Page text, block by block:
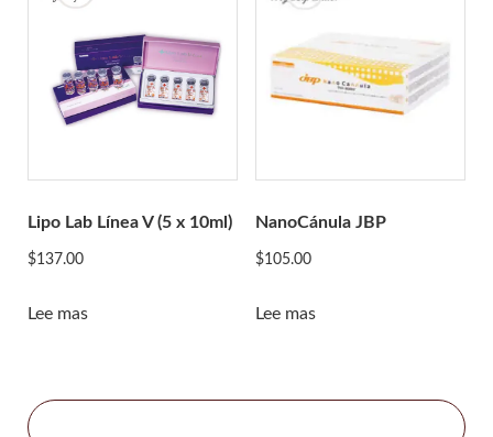
Lipo Lab Línea V (5 x 10ml)
$137.00
Lee mas
NanoCánula JBP
$105.00
Lee mas
Gourí
Histolab
Ciencia Acnex
Ciencia acuática
Ciencia Derma
Hyafilia
Hyaron
JBP
botella de limon